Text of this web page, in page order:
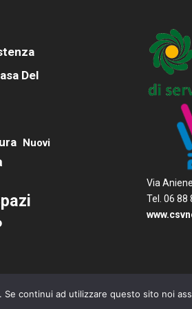
Del
Nuovi
Via
Tel. 06 88
continui ad utilizzare questo sito noi